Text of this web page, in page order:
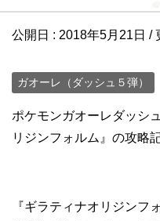
公開日 : 2018年5月21日 /
ガオーレ（ダッシュ５弾）
ポケモンガオーレダッシ
リジンフォルム』の攻略
『ギラティナオリジンフ